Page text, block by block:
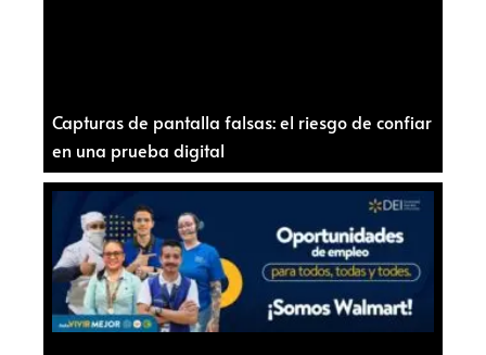
Capturas de pantalla falsas: el riesgo de confiar
en una prueba digital